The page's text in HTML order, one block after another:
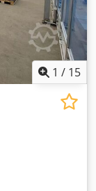
1 / 15